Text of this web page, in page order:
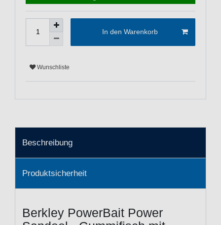
In den Warenkorb
Wunschliste
Beschreibung
Produktsicherheit
Berkley PowerBait Power